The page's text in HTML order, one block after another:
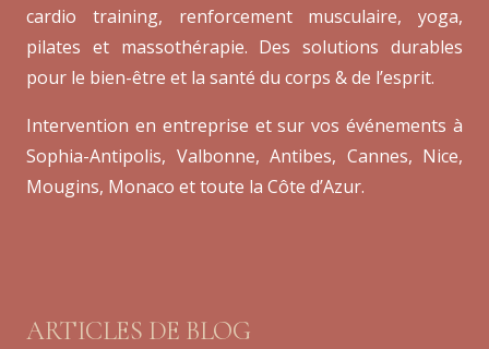
cardio training, renforcement musculaire, yoga,
pilates et massothérapie. Des solutions durables
pour le bien-être et la santé du corps & de l’esprit.
Intervention en entreprise et sur vos événements à
Sophia-Antipolis, Valbonne, Antibes, Cannes, Nice,
Mougins, Monaco et toute la Côte d’Azur.
ARTICLES DE BLOG